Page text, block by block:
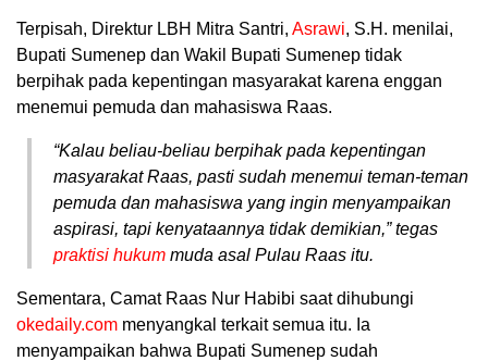
Terpisah, Direktur LBH Mitra Santri, Asrawi, S.H. menilai,
Bupati Sumenep dan Wakil Bupati Sumenep tidak
berpihak pada kepentingan masyarakat karena enggan
menemui pemuda dan mahasiswa Raas.
“Kalau beliau-beliau berpihak pada kepentingan
masyarakat Raas, pasti sudah menemui teman-teman
pemuda dan mahasiswa yang ingin menyampaikan
aspirasi, tapi kenyataannya tidak demikian,” tegas
praktisi hukum muda asal Pulau Raas itu.
Sementara, Camat Raas Nur Habibi saat dihubungi
okedaily.com menyangkal terkait semua itu. Ia
menyampaikan bahwa Bupati Sumenep sudah